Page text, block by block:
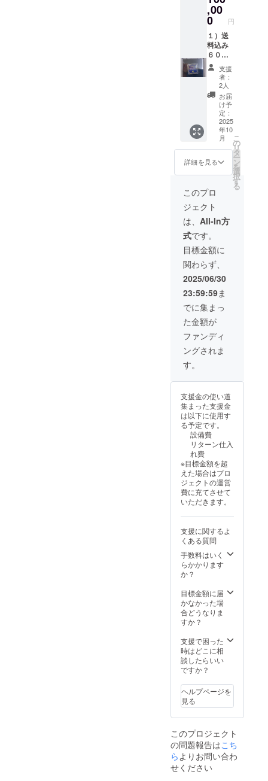
（韓国、台
湾、アラブ
諸国担当）
担当業務：
① 諸外国か
ら来る各種
引き合いの
② 国外のお
客様の通
訳、及び見
訳。
いてライン
の説明。
④ 代理店及
び顧客のア
フターケ
アー。
⑤ 国外の製
パン会社へ
のライン納
入。
⑥ 納入した
製パンライ
ンにて新製
品の開発。
株式会社オ
シキリの勤
務時代は上
記のように
海外顧客へ
のライン追
加、及び新
規ライン導
入のための
社屋設立、
用しての新
商品の開発
等、いわゆ
るセールス
エンジニア
としての活
動が主でし
た。しかし
粉量で数百
キロの粉を
練る場合、
それに使用
される食品
添加物の量
も大量にな
ります。こ
の社を辞め
たきっかけ
は添加物の
法：常
温。又
庫。
４．賞
味期
限：常
（30℃
以下）
４日間
冷凍庫
封）1か
月間
料：国
内産小
麦粉、
国内産
国内産
バ
ター、
国内産
牛乳、
自然酵
母。
６．主
原料の
原産
地：北
海道
７．添
全無添
加 ８．
アレル
ギー表
示：小
麦粉、
乳製品
引き購
入会
員」と
「ご支
援」 リ
ターン
詳細 １
名称：
ブラ
ビッシ
モ（超
高級食
パン）
２，内
容量：
焼成前
生地重
グラム
存方
法：常
温。又
は冷凍
庫。
４．賞
味期
限：常
（30℃
以下）
４日間
冷凍庫
月間
５．原
料：国
内産小
麦粉、
国内産
鶏卵、
国内産
バ
ター、
国内産
牛乳、
自然酵
母。
６．主
原料の
原産
地：北
海道
７．添
全無添
加 ８．
アレル
麦粉、
乳製品
と動画を配信。
内容： 第一回
１０月１０日
ベーグル（三
種） 第二回 １
１月１１日
クッキー（三
種） 第三回
１２月１２日
スコーン＆マ
回 １月１
日 パウンド
種） 第五
回 ２月２
種） 第六
回 ３月３
日 チーズ
ケーキ（三
種） 第七
回 ４月４
日 自然酵母
によるカンパー
ニュ、バター
ル、ブロッチェ
お約束：
あらゆる化学合
成された食品添
加物、および諸
材料に関しては
「疑わしきは使
わず」を命題と
し、「米粉」を
使用します。 な
をHPMC（ヒド
ロキシ プロピ
ル メチル セ
ルロース）及び
サイリウムも使
用しません。ま
たエスリトール
なる低糖質用食
品添加物も使用
しません。 ２）
２２０００円は
有効期間１年間
「３回２０％引
き会員」と「ご
支援」 ご協力者
として当店ホー
ムページにお名
前を貼る。 掲載
年９月から２０
２６年８月ま
で。 掲載方法：
文字のみの掲
は２２ポイント
を予定。 注意事
項：支援時、必
ず備考欄に掲載
名前をご記入く
ださい
,00
0 円
１）送
料込み
６００
０円分
のパ
ン ５
回分
（二か
月に一
回×５
回）
２）残
５００
００円
は有効
期間1年
間「１
０回分
２０％
引き会
員」と
「ご支
援」。
３）ご
協力者
として
当店
ホーム
ページ
にお名
前を貼
る。 掲
載期
間；２
から２
年８月
まで。
掲載方
法：文
字のみ
の掲
字サイ
ズは２
２ポイ
ントを
予定。
注意事
援時、
必ず備
考欄に
掲載を
希望さ
名前を
ご記入
くださ
い
４）
記念
バッジ
の提供
ン詳細
１名
称：ブ
ラビッ
（超高
級食パ
ン）
２，内
容量：
支援
者：
2人
お届
け予
定：
2025
年10
月
詳細を見る
こ
の
リ
タ
ー
ン
を
選
択
す
る
このプロ
ジェクト
は、 All-In方
式です。
目標金額に
関わらず、
2025/06/30
23:59:59ま
でに集まっ
た金額が
ファンディ
ングされま
す。
支援金の使い道
集まった支援金
は以下に使用す
る予定です。
設備費
リターン仕入
れ費
※目標金額を超
えた場合はプロ
ジェクトの運営
費に充てさせて
いただきます。
支援に関するよ
くある質問
手数料はいく
らかかります
か？
目標金額に届
かなかった場
合どうなりま
すか？
支援で困った
時はどこに相
談したらいい
ですか？
ヘルプページを
見る
このプロジェクト
の問題報告はこち
ら よりお問い合わ
せください